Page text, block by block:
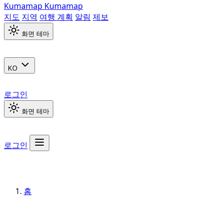
Kumamap Kumamap
지도 지역 여행 계획 알림 제보
화면 테마
KO
로그인
화면 테마
로그인
홈